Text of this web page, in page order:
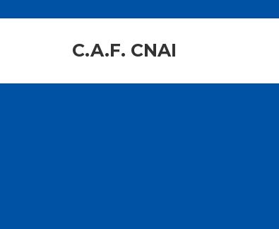
C.A.F. CNAI